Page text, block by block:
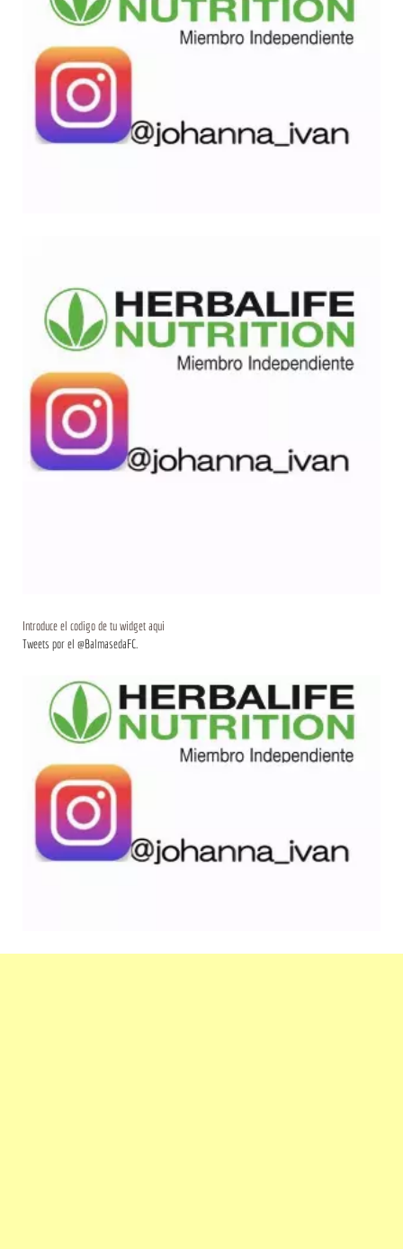
Introduce el codigo de tu widget aqui
Tweets por el @BalmasedaFC.